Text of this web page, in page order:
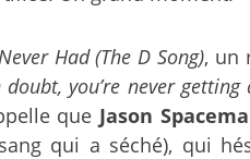
Had (The D Song), un
doubt, you’re never
que Jason
qui a séché), qui